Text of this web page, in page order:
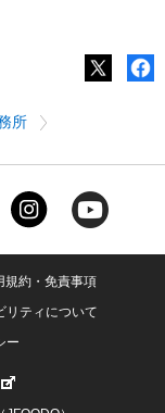
所
規約・免責事項
リティについて
ー